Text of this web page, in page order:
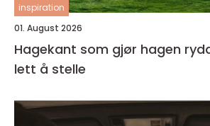
inspiration
01. August 2026
Hagekant som gjør hagen
lett å stelle